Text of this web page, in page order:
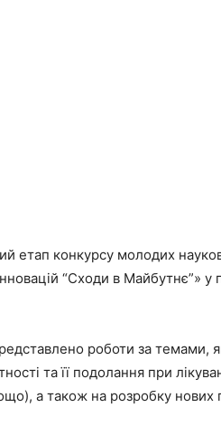
етап конкурсу молодих
“Сходи в Майбутнє”» у
роботи за темами,
та її подолання при
а також на розробку нових